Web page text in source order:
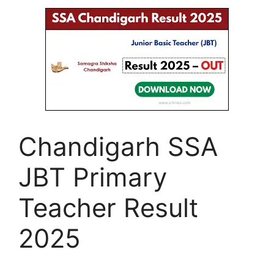
Chandigarh SSA
JBT Primary
Teacher Result
2025